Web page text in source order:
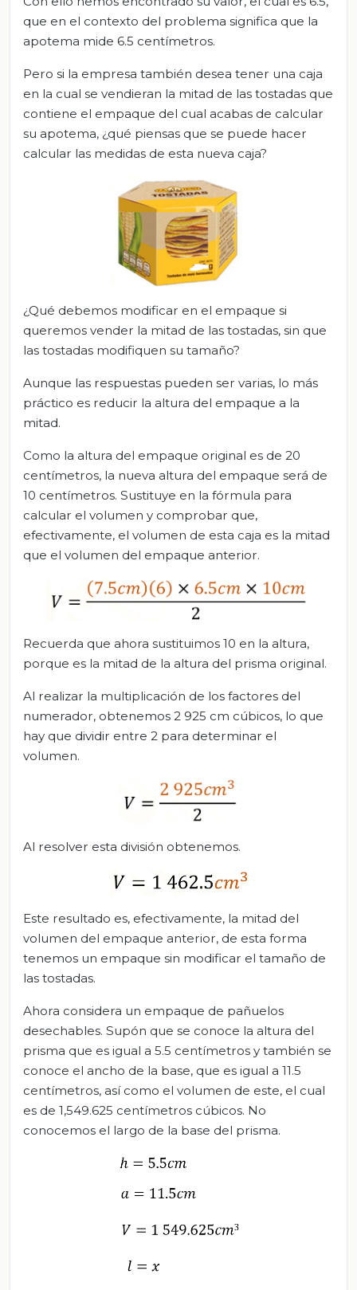
que en el contexto del problema significa que la
apotema mide 6.5 centímetros.
Pero si la empresa también desea tener una caja
en la cual se vendieran la mitad de las tostadas que
contiene el empaque del cual acabas de calcular
su apotema, ¿qué piensas que se puede hacer
calcular las medidas de esta nueva caja?
¿Qué debemos modificar en el empaque si
queremos vender la mitad de las tostadas, sin que
las tostadas modifiquen su tamaño?
Aunque las respuestas pueden ser varias, lo más
práctico es reducir la altura del empaque a la
mitad.
Como la altura del empaque original es de 20
centímetros, la nueva altura del empaque será de
10 centímetros. Sustituye en la fórmula para
calcular el volumen y comprobar que,
efectivamente, el volumen de esta caja es la mitad
que el volumen del empaque anterior.
Recuerda que ahora sustituimos 10 en la altura,
porque es la mitad de la altura del prisma original.
Al realizar la multiplicación de los factores del
numerador, obtenemos 2 925 cm cúbicos, lo que
hay que dividir entre 2 para determinar el
volumen.
Al resolver esta división obtenemos.
Este resultado es, efectivamente, la mitad del
volumen del empaque anterior, de esta forma
tenemos un empaque sin modificar el tamaño de
las tostadas.
Ahora considera un empaque de pañuelos
desechables. Supón que se conoce la altura del
prisma que es igual a 5.5 centímetros y también se
conoce el ancho de la base, que es igual a 11.5
centímetros, así como el volumen de este, el cual
es de 1,549.625 centímetros cúbicos. No
conocemos el largo de la base del prisma.